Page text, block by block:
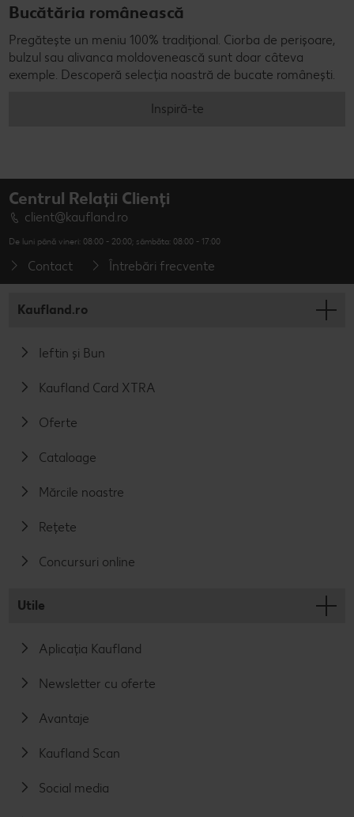
Bucătăria românească
Pregătește un meniu 100% tradițional. Ciorba de perișoare,
bulzul sau alivanca moldovenească sunt doar câteva
exemple. Descoperă selecția noastră de bucate românești.
Inspiră-te
Centrul Relații Clienți
client@kaufland.ro
De luni până vineri: 08:00 - 20:00; sâmbăta: 08:00 - 17:00
Contact Întrebări frecvente
Kaufland.ro
Ieftin și Bun
Kaufland Card XTRA
Oferte
Cataloage
Mărcile noastre
Rețete
Concursuri online
Utile
Aplicația Kaufland
Newsletter cu oferte
Avantaje
Kaufland Scan
Social media